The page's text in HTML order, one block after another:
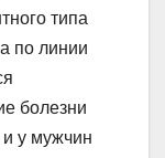
типа
по линии
болезни
и у мужчин